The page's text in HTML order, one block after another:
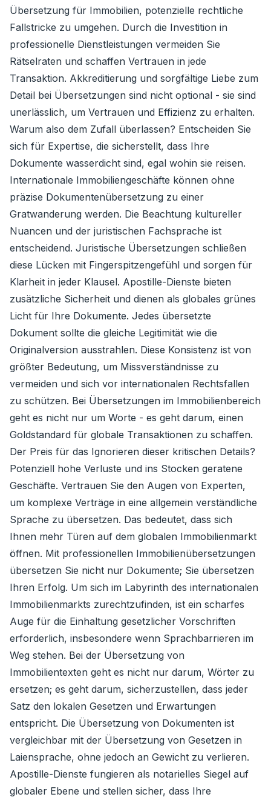
Übersetzung für Immobilien, potenzielle rechtliche
Fallstricke zu umgehen. Durch die Investition in
professionelle Dienstleistungen vermeiden Sie
Rätselraten und schaffen Vertrauen in jede
Transaktion. Akkreditierung und sorgfältige Liebe zum
Detail bei Übersetzungen sind nicht optional - sie sind
unerlässlich, um Vertrauen und Effizienz zu erhalten.
Warum also dem Zufall überlassen? Entscheiden Sie
sich für Expertise, die sicherstellt, dass Ihre
Dokumente wasserdicht sind, egal wohin sie reisen.
Internationale Immobiliengeschäfte können ohne
präzise Dokumentenübersetzung zu einer
Gratwanderung werden. Die Beachtung kultureller
Nuancen und der juristischen Fachsprache ist
entscheidend. Juristische Übersetzungen schließen
diese Lücken mit Fingerspitzengefühl und sorgen für
Klarheit in jeder Klausel. Apostille-Dienste bieten
zusätzliche Sicherheit und dienen als globales grünes
Licht für Ihre Dokumente. Jedes übersetzte
Dokument sollte die gleiche Legitimität wie die
Originalversion ausstrahlen. Diese Konsistenz ist von
größter Bedeutung, um Missverständnisse zu
vermeiden und sich vor internationalen Rechtsfallen
zu schützen. Bei Übersetzungen im Immobilienbereich
geht es nicht nur um Worte - es geht darum, einen
Goldstandard für globale Transaktionen zu schaffen.
Der Preis für das Ignorieren dieser kritischen Details?
Potenziell hohe Verluste und ins Stocken geratene
Geschäfte. Vertrauen Sie den Augen von Experten,
um komplexe Verträge in eine allgemein verständliche
Sprache zu übersetzen. Das bedeutet, dass sich
Ihnen mehr Türen auf dem globalen Immobilienmarkt
öffnen. Mit professionellen Immobilienübersetzungen
übersetzen Sie nicht nur Dokumente; Sie übersetzen
Ihren Erfolg. Um sich im Labyrinth des internationalen
Immobilienmarkts zurechtzufinden, ist ein scharfes
Auge für die Einhaltung gesetzlicher Vorschriften
erforderlich, insbesondere wenn Sprachbarrieren im
Weg stehen. Bei der Übersetzung von
Immobilientexten geht es nicht nur darum, Wörter zu
ersetzen; es geht darum, sicherzustellen, dass jeder
Satz den lokalen Gesetzen und Erwartungen
entspricht. Die Übersetzung von Dokumenten ist
vergleichbar mit der Übersetzung von Gesetzen in
Laiensprache, ohne jedoch an Gewicht zu verlieren.
Apostille-Dienste fungieren als notarielles Siegel auf
globaler Ebene und stellen sicher, dass Ihre